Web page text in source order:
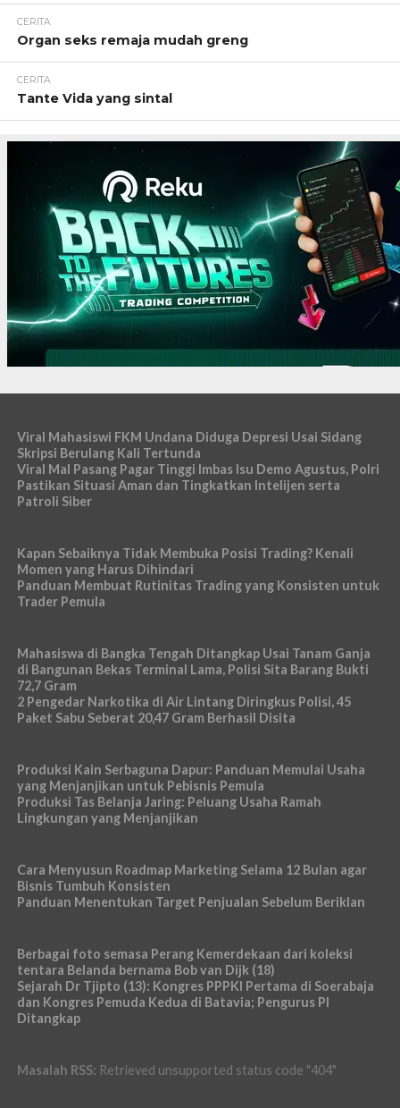
CERITA
Organ seks remaja mudah greng
CERITA
Tante Vida yang sintal
Viral Mahasiswi FKM Undana Diduga Depresi Usai Sidang
Skripsi Berulang Kali Tertunda
Viral Mal Pasang Pagar Tinggi Imbas Isu Demo Agustus, Polri
Pastikan Situasi Aman dan Tingkatkan Intelijen serta
Patroli Siber
Kapan Sebaiknya Tidak Membuka Posisi Trading? Kenali
Momen yang Harus Dihindari
Panduan Membuat Rutinitas Trading yang Konsisten untuk
Trader Pemula
Mahasiswa di Bangka Tengah Ditangkap Usai Tanam Ganja
di Bangunan Bekas Terminal Lama, Polisi Sita Barang Bukti
72,7 Gram
2 Pengedar Narkotika di Air Lintang Diringkus Polisi, 45
Paket Sabu Seberat 20,47 Gram Berhasil Disita
Produksi Kain Serbaguna Dapur: Panduan Memulai Usaha
yang Menjanjikan untuk Pebisnis Pemula
Produksi Tas Belanja Jaring: Peluang Usaha Ramah
Lingkungan yang Menjanjikan
Cara Menyusun Roadmap Marketing Selama 12 Bulan agar
Bisnis Tumbuh Konsisten
Panduan Menentukan Target Penjualan Sebelum Beriklan
Berbagai foto semasa Perang Kemerdekaan dari koleksi
tentara Belanda bernama Bob van Dijk (18)
Sejarah Dr Tjipto (13): Kongres PPPKI Pertama di Soerabaja
dan Kongres Pemuda Kedua di Batavia; Pengurus PI
Ditangkap
Masalah RSS: Retrieved unsupported status code "404"